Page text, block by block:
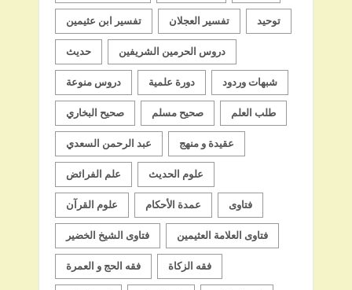
تفسير ابن عثيمين تفسير العجلان توحيد
حديث دروس الحرمين الشريفين
دروس منوعة دورة علمية شبهات وردود
صحيح البخاري صحيح مسلم طلب العلم
عبد الرحمن السعدي عقيدة و منهج
علم الفرائض علوم الحديث
علوم القرآن عمدة الأحكام فتاوى
فتاوى الشيخ الخضير فتاوى العلامة العثيمين
فقه الحج و العمرة فقه الزكاة